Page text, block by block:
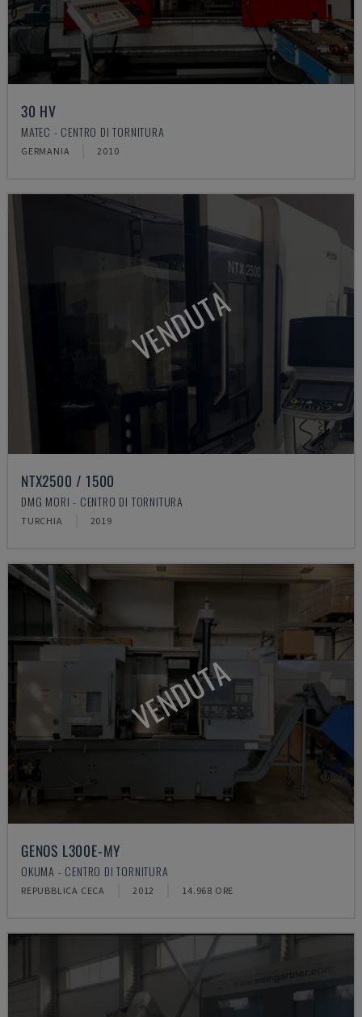
30 HV
MATEC - CENTRO DI TORNITURA
GERMANIA 2010
VENDUTA
NTX2500 / 1500
DMG MORI - CENTRO DI TORNITURA
TURCHIA 2019
VENDUTA
GENOS L300E-MY
OKUMA - CENTRO DI TORNITURA
REPUBBLICA CECA 2012 14.968 ORE